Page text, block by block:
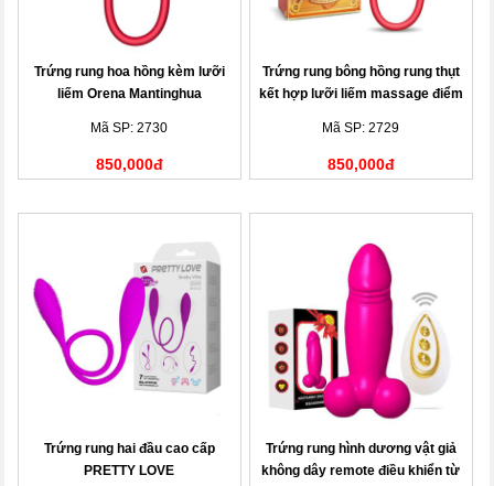
Trứng rung hoa hồng kèm lưỡi
liếm Orena Mantinghua
Mã SP: 2730
850,000đ
Trứng rung bông hồng rung thụt
kết hợp lưỡi liếm massage điểm
Mã SP: 2729
850,000đ
Trứng rung hai đầu cao cấp
PRETTY LOVE
Trứng rung hình dương vật giả
không dây remote điều khiển từ